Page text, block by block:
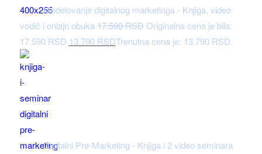
Modelovanje digitalnog marketinga - Knjiga, video
vodič i onlajn obuka 17.590RSD Originalna cena je bila:
17.590 RSD.13.790 RSDTrenutna cena je: 13.790 RSD.
Digitalni Pre-Marketing - Knjiga i 2 video seminara